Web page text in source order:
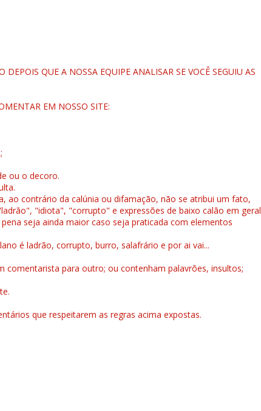
QUE A NOSSA EQUIPE ANALISAR SE VOCÊ SEGUIU AS
EM NOSSO SITE:
ou o decoro.
ao contrário da calúnia ou difamação, não se atribui um fato,
"idiota", "corrupto" e expressões de baixo calão em geral
seja ainda maior caso seja praticada com elementos
é ladrão, corrupto, burro, salafrário e por ai vai...
comentarista para outro; ou contenham palavrões, insultos;
que respeitarem as regras acima expostas.